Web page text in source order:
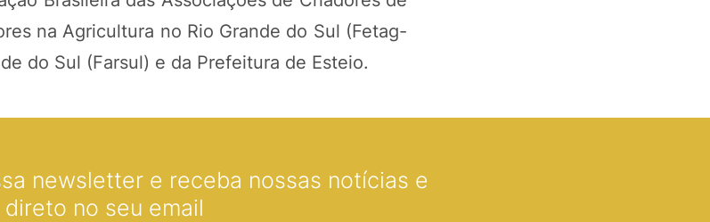
na Agricultura no Rio Grande do Sul (Fetag-
do Sul (Farsul) e da Prefeitura de Esteio.
newsletter e receba nossas notícias e
no seu email